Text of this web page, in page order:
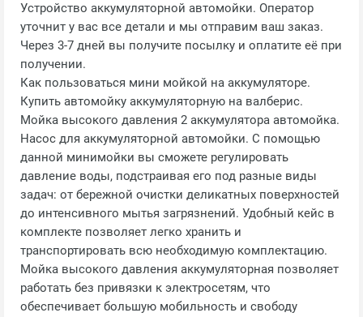
Устройство аккумуляторной автомойки. Оператор
уточнит у вас все детали и мы отправим ваш заказ.
Через 3-7 дней вы получите посылку и оплатите её при
получении.
Как пользоваться мини мойкой на аккумуляторе.
Купить автомойку аккумуляторную на валберис.
Мойка высокого давления 2 аккумулятора автомойка.
Насос для аккумуляторной автомойки. С помощью
данной минимойки вы сможете регулировать
давление воды, подстраивая его под разные виды
задач: от бережной очистки деликатных поверхностей
до интенсивного мытья загрязнений. Удобный кейс в
комплекте позволяет легко хранить и
транспортировать всю необходимую комплектацию.
Мойка высокого давления аккумуляторная позволяет
работать без привязки к электросетям, что
обеспечивает большую мобильность и свободу